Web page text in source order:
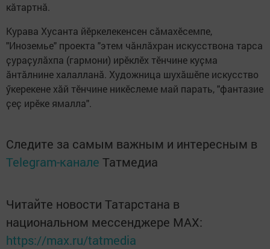
кӑтартнӑ.
Курава Хусанта йӗркелекенсен сӑмахӗсемпе,
"Иноземье" проекта "этем чӑнлӑхран искусствона тарса
ҫураҫулӑхпа (гармони) ирӗклӗх тӗнчине куҫма
ӑнтӑлнине халалланӑ. Художница шухӑшӗпе искусство
ӳкерекене хӑй тӗнчине никӗслеме май парать, "фантазие
ҫеҫ ирӗке ямалла".
Следите за самым важным и интересным в
Telegram-канале Татмедиа
Читайте новости Татарстана в
национальном мессенджере MАХ:
https://max.ru/tatmedia